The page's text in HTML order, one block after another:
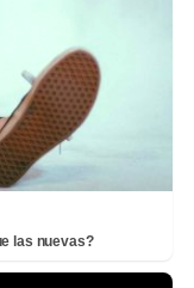
las nuevas?